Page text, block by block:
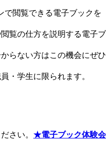
で閲覧できる電子ブックを
覧の仕方を説明する電子ブ
らない方はこの機会にぜひ
・学生に限られます。
さい。 ★電子ブック体験会